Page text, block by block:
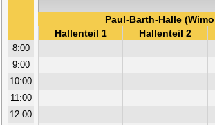
Paul-Barth-Halle
Hallenteil 1
Hallenteil 2
8:00
9:00
10:00
11:00
12:00